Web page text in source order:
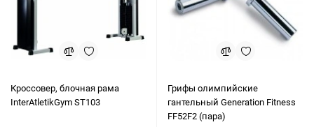
Кроссовер, блочная рама
InterAtletikGym ST103
Грифы олимпийские
гантельный Generation Fitness
FF52F2 (пара)